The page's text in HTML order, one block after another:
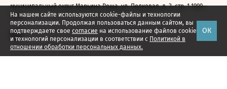
На нашем сайте используются cookie-файлы и технологии
персонализации. Продолжая пользоваться данным сайтом, вы
подтверждаете свое согласие на использование файлов cookie
и технологий персонализации в соответствии с Политикой в
отношении обработки персональных данных.
ОК
муниципальный округ Марьина Роща, ул. Полковая, д. 3, стр. 1 1999—
2026